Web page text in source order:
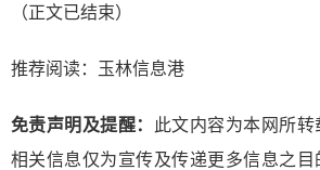
（正文已结束）
推荐阅读： 玉林信息港
免责声明及提醒：
此文内容为本网所
相关信息仅为宣传及传递更多信息之